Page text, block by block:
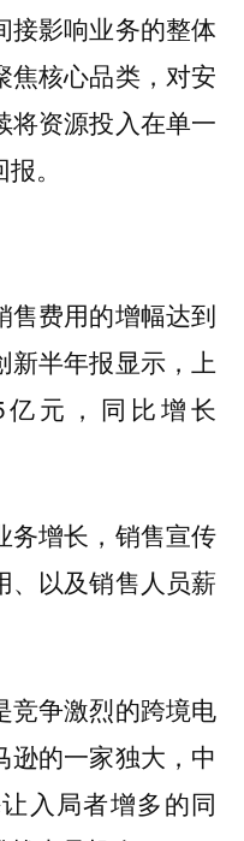
接影响业务的整体
焦核心品类，对安
将资源投入在单一
。
售费用的增幅达到
新半年报显示，上
元，同比增长
务增长，销售宣传
、以及销售人员薪
竞争激烈的跨境电
逊的一家独大，中
入局者增多的同